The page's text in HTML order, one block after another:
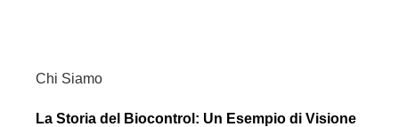
Chi Siamo
La Storia del Biocontrol: Un Esempio di Visione